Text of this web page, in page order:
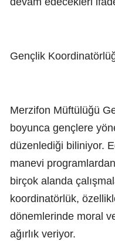
Gençlik
Merzifon Müftülüğü
boyunca gençlere
düzenlediği biliniyor.
manevi
birçok alanda
koordinatörlük,
dönemlerinde moral
ağırlık veriyor.